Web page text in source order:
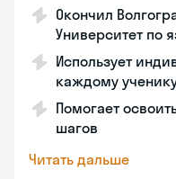
Окончил
Университет по
Использует
каждому
Помогает
шагов
Читать дальше